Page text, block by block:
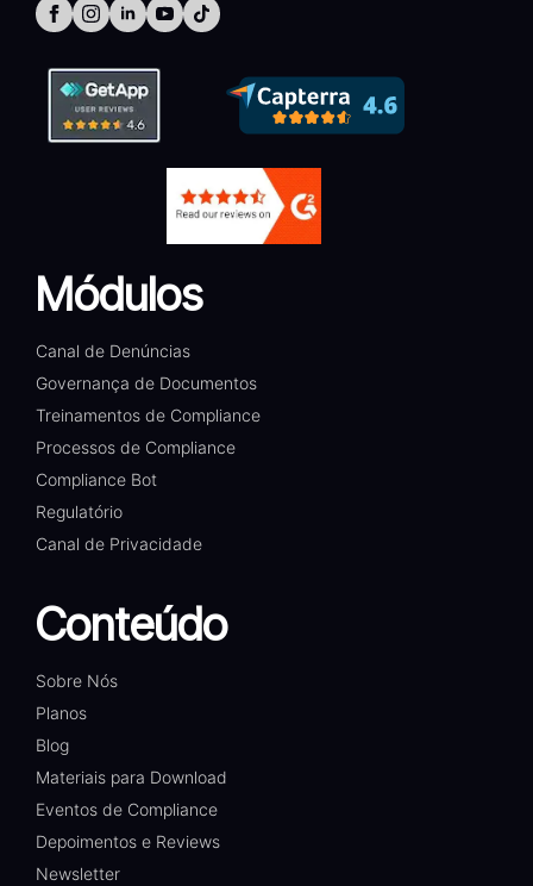
Módulos
Canal de Denúncias
Governança de Documentos
Treinamentos de Compliance
Processos de Compliance
Compliance Bot
Regulatório
Canal de Privacidade
Conteúdo
Sobre Nós
Planos
Blog
Materiais para Download
Eventos de Compliance
Depoimentos e Reviews
Newsletter